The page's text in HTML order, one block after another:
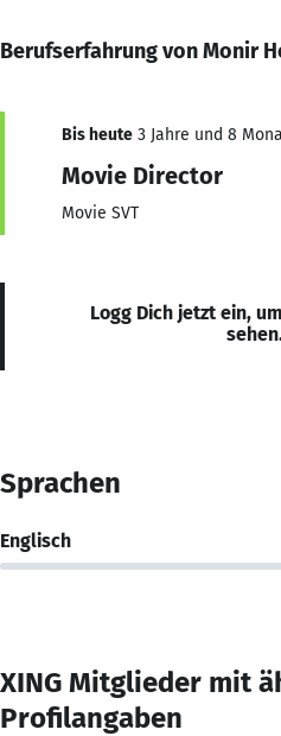
Berufserfahrung von Monir
Bis heute 3 Jahre und 8
Movie Director
Movie SVT
Logg Dich jetzt ein,
Sprachen
Englisch
XING Mitglieder mit
Profilangaben